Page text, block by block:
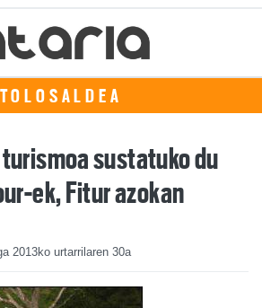
TOLOSALDEA
sustatuko du
ek, Fitur azokan
2013ko urtarrilaren 30a